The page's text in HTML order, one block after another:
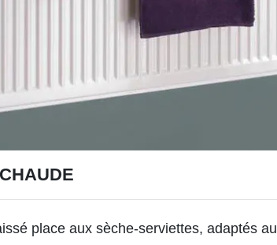
place aux sèche-serviettes, adaptés